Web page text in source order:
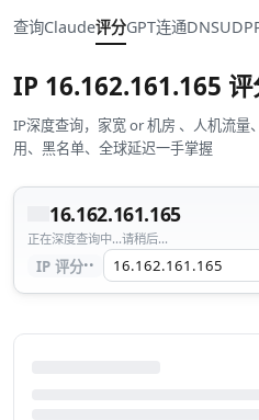
查询Claude评分GPT连通DNSUDP
IP 16.162.161.165
IP深度查询，家宽 or 机房 、人机流
用、黑名单、全球延迟一手掌握
16.162.161.165
正在深度查询中...请稍后...
IP 评分··